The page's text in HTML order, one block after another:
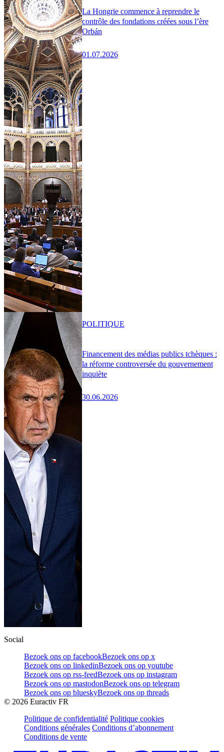
La Hongrie commence à reprendre le
contrôle des fondations créées sous l’ère
Orbán
01.07.2026
Financement des médias publics tchèques :
la réforme controversée du gouvernement
inquiète
30.06.2026
POLITIQUE
Social
Bezoek ons op facebookBezoek ons op x
Bezoek ons op linkedinBezoek ons op youtube
Bezoek ons op rss-feedBezoek ons op instagram
Bezoek ons op mastodonBezoek ons op telegram
Bezoek ons op blueskyBezoek ons op threads
© 2026 Euractiv FR
Politique de confidentialité Politique cookies
Conditions générales Conditions d’abonnement
Conditions de vente